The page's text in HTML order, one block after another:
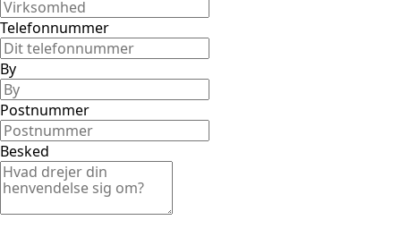
Telefonnummer
By
Postnummer
Besked